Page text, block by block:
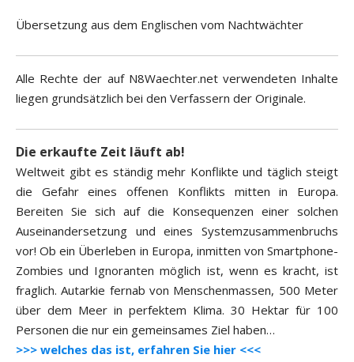
Übersetzung aus dem Englischen vom Nachtwächter
Alle Rechte der auf N8Waechter.net verwendeten Inhalte
liegen grundsätzlich bei den Verfassern der Originale.
Die erkaufte Zeit läuft ab!
Weltweit gibt es ständig mehr Konflikte und täglich steigt
die Gefahr eines offenen Konflikts mitten in Europa.
Bereiten Sie sich auf die Konsequenzen einer solchen
Auseinandersetzung und eines Systemzusammenbruchs
vor! Ob ein Überleben in Europa, inmitten von Smartphone-
Zombies und Ignoranten möglich ist, wenn es kracht, ist
fraglich. Autarkie fernab von Menschenmassen, 500 Meter
über dem Meer in perfektem Klima. 30 Hektar für 100
Personen die nur ein gemeinsames Ziel haben…
>>> welches das ist, erfahren Sie hier <<<